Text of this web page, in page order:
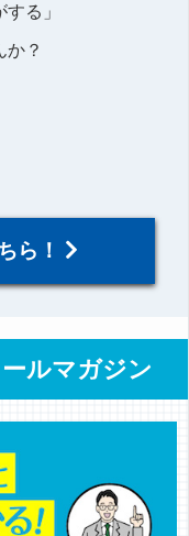
る」
か？
ら！
ルマガジン